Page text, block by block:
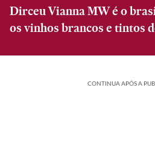
Dirceu Vianna MW é o
os vinhos brancos e tintos
CONTINUA APÓS A